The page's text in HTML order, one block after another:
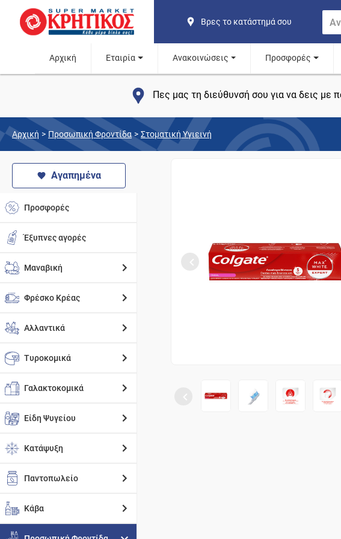
Βρες το κατάστημά σου
Αρχική Εταιρία Ανακοινώσεις Προσφορές
Πες μας τη διεύθυνσή σου για να δεις με
Αρχική > Προσωπική Φροντίδα > Στοματική Υγιεινή
Αγαπημένα
Προσφορές
Έξυπνες αγορές
Μαναβική
Φρέσκο Κρέας
Αλλαντικά
Τυροκομικά
Γαλακτοκομικά
Είδη Ψυγείου
Κατάψυξη
Παντοπωλείο
Κάβα